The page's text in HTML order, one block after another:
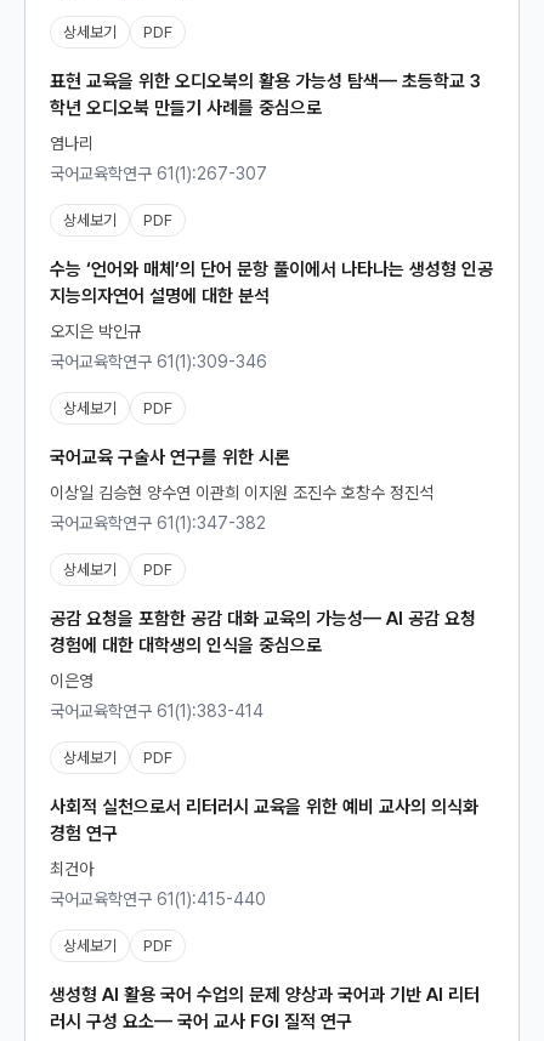
상세보기 PDF
표현 교육을 위한 오디오북의 활용 가능성 탐색— 초등학교 3
학년 오디오북 만들기 사례를 중심으로
염나리
국어교육학연구 61(1):267-307
상세보기 PDF
수능 ‘언어와 매체’의 단어 문항 풀이에서 나타나는 생성형 인공
지능의자연어 설명에 대한 분석
오지은 박인규
국어교육학연구 61(1):309-346
상세보기 PDF
국어교육 구술사 연구를 위한 시론
이상일 김승현 양수연 이관희 이지원 조진수 호창수 정진석
국어교육학연구 61(1):347-382
상세보기 PDF
공감 요청을 포함한 공감 대화 교육의 가능성— AI 공감 요청
경험에 대한 대학생의 인식을 중심으로
이은영
국어교육학연구 61(1):383-414
상세보기 PDF
사회적 실천으로서 리터러시 교육을 위한 예비 교사의 의식화
경험 연구
최건아
국어교육학연구 61(1):415-440
상세보기 PDF
생성형 AI 활용 국어 수업의 문제 양상과 국어과 기반 AI 리터
러시 구성 요소— 국어 교사 FGI 질적 연구